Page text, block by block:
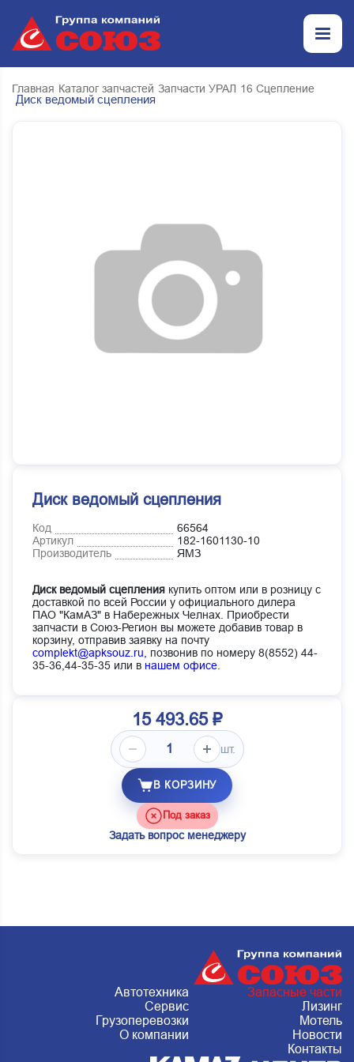
Главная Каталог запчастей Запчасти УРАЛ 16 Сцепление
Диск ведомый сцепления
Диск ведомый сцепления
Код
66564
Артикул
182-1601130-10
Производитель
ЯМЗ
Диск ведомый сцепления купить оптом или в розницу с
доставкой по всей России у официального дилера
ПАО "КамАЗ" в Набережных Челнах. Приобрести
запчасти в Союз-Регион вы можете добавив товар в
корзину, отправив заявку на почту
complekt@apksouz.ru,
позвонив по номеру 8(8552) 44-
35-36,44-35-35 или в нашем офисе
15 493.65 ₽
шт.
В КОРЗИНУ
Под заказ
Задать вопрос менеджеру
Автотехника
Запасные части
Сервис
Лизинг
Грузоперевозки
Мотель
О компании
Новости
Контакты